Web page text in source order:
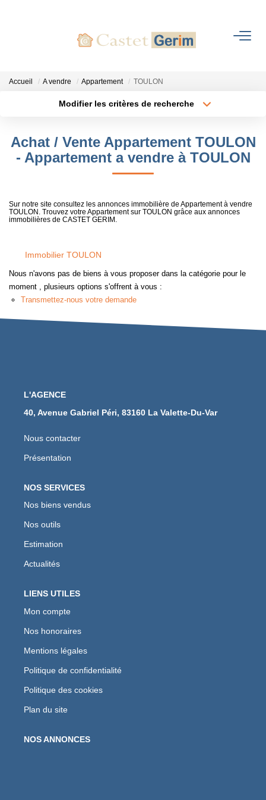
NOTRE AGENCE
Notre Équipe
Nos Actualités
Accueil A vendre Appartement TOULON
Modifier les critères de recherche
Surface min Budget max
Achat / Vente Appartement TOULON
- Appartement a vendre à TOULON
Sur notre site consultez les annonces immobilière de Appartement à vendre
TOULON. Trouvez votre Appartement sur TOULON grâce aux annonces
immobilières de CASTET GERIM.
Immobilier TOULON
Nous n'avons pas de biens à vous proposer dans la catégorie pour le
moment , plusieurs options s'offrent à vous :
Transmettez-nous votre demande
L'AGENCE
40, Avenue Gabriel Péri, 83160 La Valette-Du-Var
Nous contacter
Présentation
NOS SERVICES
Nos biens vendus
Nos outils
Estimation
Actualités
LIENS UTILES
Mon compte
Nos honoraires
Mentions légales
Politique de confidentialité
Politique des cookies
Plan du site
NOS ANNONCES